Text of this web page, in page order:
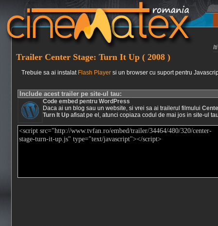
Trailer Center Stage: Turn It Up ( 2008 )
Trebuie sa ai instalat Flash Player si un browser cu suport pentru
Include acest trailer pe site-ul tau:
Code embed pentru WordPress
Daca ai un blog sau un website, si vrei sa ai trailerul filmului
Turn It Up afisat pe el, atunci copiaza codul de mai jos in site-ul